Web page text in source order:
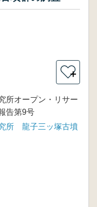
＋
所オープン・リサー
告第9号
所 龍子三ッ塚古墳